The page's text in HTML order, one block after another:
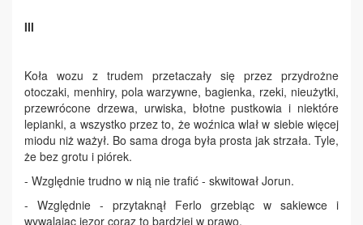
III
Koła wozu z trudem przetaczały się przez przydrożne
otoczaki, menhiry, pola warzywne, bagienka, rzeki, nieużytki,
przewrócone drzewa, urwiska, błotne pustkowia i niektóre
lepianki, a wszystko przez to, że woźnica wlał w siebie więcej
miodu niż ważył. Bo sama droga była prosta jak strzała. Tyle,
że bez grotu i piórek.
- Względnie trudno w nią nie trafić - skwitował Jorun.
- Względnie - przytaknął Ferlo grzebiąc w sakiewce i
wywalając jęzor coraz to bardziej w prawo.